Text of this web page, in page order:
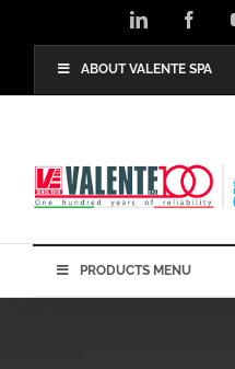
LinkedIn
ABOUT VALENTE SPA
PRODUCTS MENU